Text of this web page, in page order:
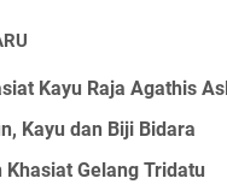
Kayu Raja Agathis
Kayu dan Biji Bidara
Khasiat Gelang Tridatu